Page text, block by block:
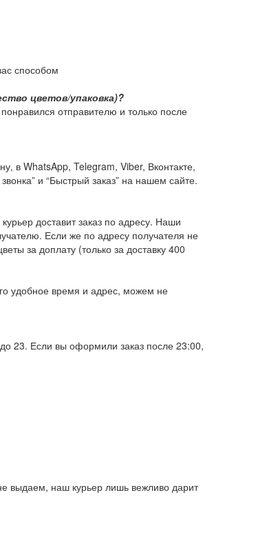
способом
цветов/упаковка)?
отправителю и только после
WhatsApp, Telegram, Viber, Вконтакте,
и “Быстрый заказ” на нашем сайте.
доставит заказ по адресу. Наши
Если же по адресу получателя не
за доплату (только за доставку 400
удобное время и адрес, можем не
23. Если вы оформили заказ после 23:00,
выдаем, наш курьер лишь вежливо дарит